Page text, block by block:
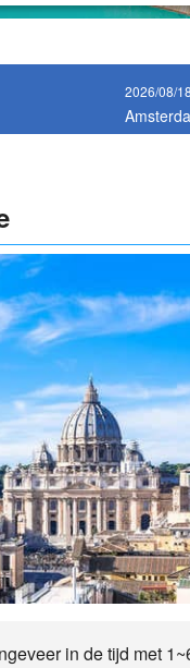
2026/08/18
in de tijd met